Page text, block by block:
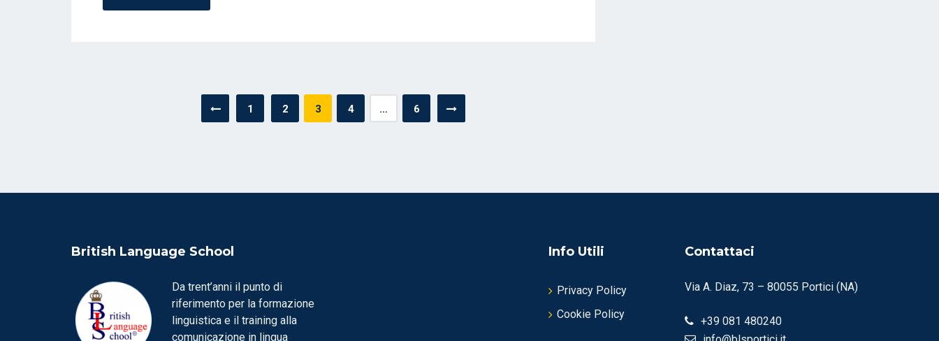
Navigazione
1 2 3 4 … 6
British Language School
Da trent’anni il punto di
riferimento per la formazione
linguistica e il training alla
comunicazione in lingua
Info Utili
Privacy Policy
Cookie Policy
Contattaci
Via A. Diaz, 73 – 80055 Portici (NA)
+39 081 480240